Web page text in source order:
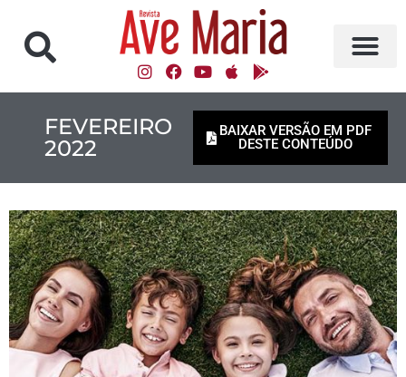
FEVEREIRO
2022
BAIXAR VERSÃO EM PDF
DESTE CONTEÚDO